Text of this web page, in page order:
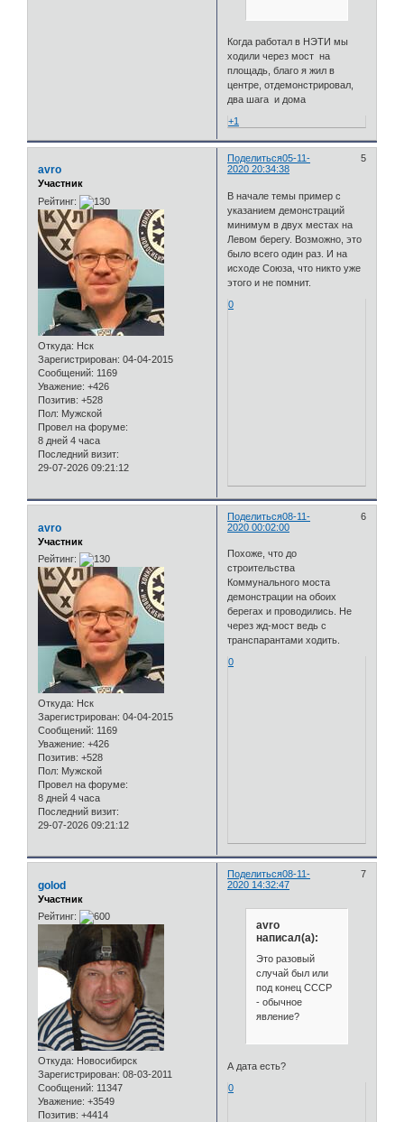
Когда работал в НЭТИ мы
ходили через мост на
площадь, благо я жил в
центре, отдемонстрировал,
два шага и дома
+1
Поделиться 5
05-11-
2020 20:34:38
avro
Участник
Рейтинг:
Откуда: Нск
Зарегистрирован: 04-04-2015
Сообщений: 1169
Уважение: +426
Позитив: +528
Пол: Мужской
Провел на форуме:
8 дней 4 часа
Последний визит:
29-07-2026 09:21:12
В начале темы пример с
указанием демонстраций
минимум в двух местах на
Левом берегу. Возможно, это
было всего один раз. И на
исходе Союза, что никто уже
этого и не помнит.
0
Поделиться 6
08-11-
2020 00:02:00
avro
Участник
Рейтинг:
Откуда: Нск
Зарегистрирован: 04-04-2015
Сообщений: 1169
Уважение: +426
Позитив: +528
Пол: Мужской
Провел на форуме:
8 дней 4 часа
Последний визит:
29-07-2026 09:21:12
Похоже, что до
строительства
Коммунального моста
демонстрации на обоих
берегах и проводились. Не
через жд-мост ведь с
транспарантами ходить.
0
Поделиться 7
08-11-
2020 14:32:47
golod
Участник
Рейтинг:
Откуда: Новосибирск
Зарегистрирован: 08-03-2011
Сообщений: 11347
Уважение: +3549
Позитив: +4414
avro
написал(а):
Это разовый
случай был или
под конец СССР
- обычное
явление?
А дата есть?
0